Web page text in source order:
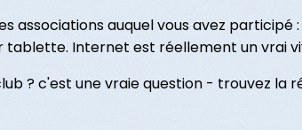
associations auquel vous avez participé
Internet est réellement un vrai
? c'est une vraie question - trouvez la